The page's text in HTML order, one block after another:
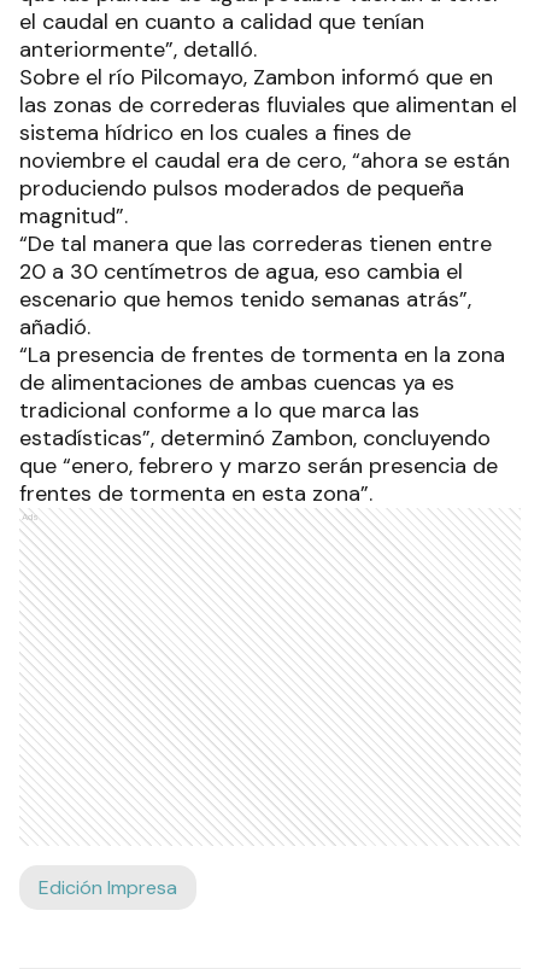
el caudal en cuanto a calidad que tenían
anteriormente”, detalló.
Sobre el río Pilcomayo, Zambon informó que en
las zonas de correderas fluviales que alimentan el
sistema hídrico en los cuales a fines de
noviembre el caudal era de cero, “ahora se están
produciendo pulsos moderados de pequeña
magnitud”.
“De tal manera que las correderas tienen entre
20 a 30 centímetros de agua, eso cambia el
escenario que hemos tenido semanas atrás”,
añadió.
“La presencia de frentes de tormenta en la zona
de alimentaciones de ambas cuencas ya es
tradicional conforme a lo que marca las
estadísticas”, determinó Zambon, concluyendo
que “enero, febrero y marzo serán presencia de
frentes de tormenta en esta zona”.
Ads
Edición Impresa